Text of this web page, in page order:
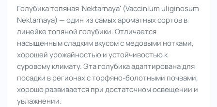
Голубика топяная 'Nektarnaya' (Vaccinium uliginosum
Nektarnaya) — один из самых ароматных сортов в
линейке топяной голубики. Отличается
насыщенным сладким вкусом с медовыми нотками,
хорошей урожайностью и устойчивостью к
суровому климату. Эта голубика адаптирована для
посадки в регионах с торфяно-болотными почвами,
хорошо развивается при достаточном освещении и
увлажнении.